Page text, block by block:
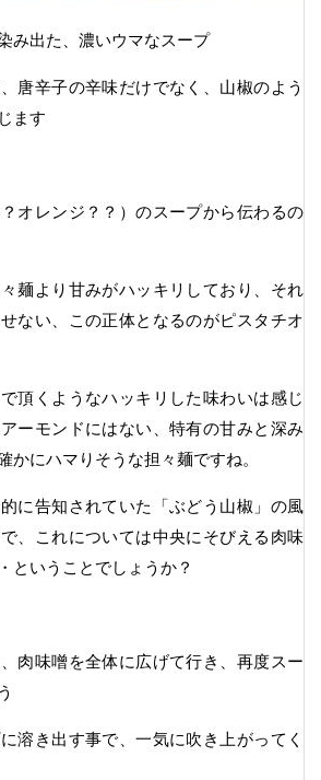
み出た、濃いウマなスープ
唐辛子の辛味だけでなく、山椒のよう
ます
オレンジ？？）のスープから伝わるの
麺より甘みがハッキリしており、それ
ない、この正体となるのがピスタチオ
頂くようなハッキリした味わいは感じ
ーモンドにはない、特有の甘みと深み
かにハマりそうな担々麺ですね。
に告知されていた「ぶどう山椒」の風
、これについては中央にそびえる肉味
ということでしょうか？
肉味噌を全体に広げて行き、再度スー
溶き出す事で、一気に吹き上がってく